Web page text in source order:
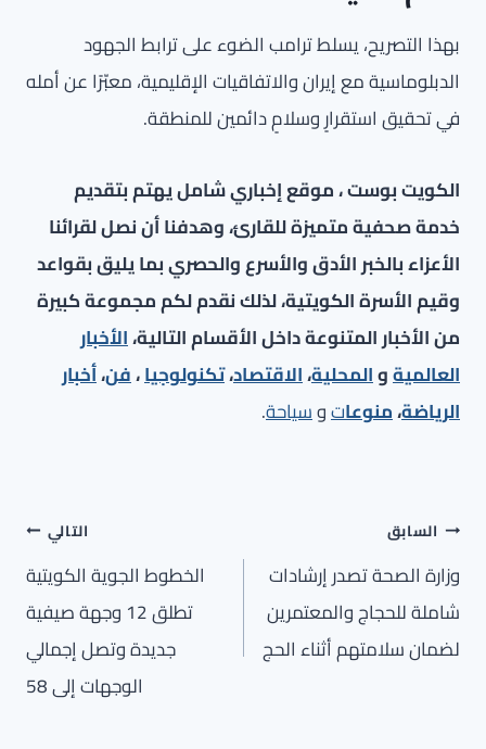
بهذا التصريح، يسلط ترامب الضوء على ترابط الجهود
الدبلوماسية مع إيران والاتفاقيات الإقليمية، معبّرًا عن أمله
في تحقيق استقرارٍ وسلامٍ دائمين للمنطقة.
الكويت بوست ، موقع إخباري شامل يهتم بتقديم
خدمة صحفية متميزة للقارئ، وهدفنا أن نصل لقرائنا
الأعزاء بالخبر الأدق والأسرع والحصري بما يليق بقواعد
وقيم الأسرة الكويتية، لذلك نقدم لكم مجموعة كبيرة
من الأخبار المتنوعة داخل الأقسام التالية،الأخبار
العالميةوالمحلية،الاقتصاد،تكنولوجيا،فن،أخبار
الرياضة،منوعاتوسياحة.
تصفّح
المقالات
السابق
وزارة الصحة تصدر إرشادات
شاملة للحجاج والمعتمرين
لضمان سلامتهم أثناء الحج
التالي
الخطوط الجوية الكويتية
تطلق 12 وجهة صيفية
جديدة وتصل إجمالي
الوجهات إلى 58